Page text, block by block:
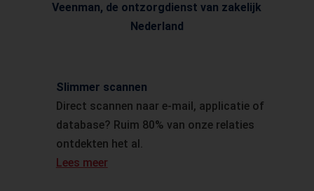
Veenman, de ontzorgdienst van zakelijk
Nederland
Slimmer scannen
Direct scannen naar e-mail, applicatie of
database? Ruim 80% van onze relaties
ontdekten het al.
Lees meer